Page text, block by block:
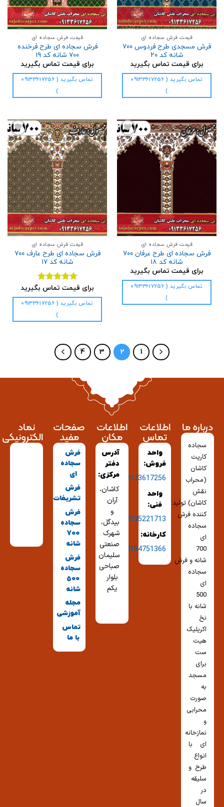
قیمت فرش سجاده ای
فرش مسجدی طرح فردوس ۷۰۰
شانه کد ۲۰
برای قیمت تماس بگیرید
تماس بگیرید ( 09133617256
)
قیمت فرش سجاده ای
فرش سجاده ای طرح فرخنده
۷۰۰ شانه کد ۱۹
برای قیمت تماس بگیرید
تماس بگیرید ( 09133617256
)
افزودن
به
علاقه
قیمت فرش سجاده ای
فرش سجاده ای طرح عرفان ۷۰۰
شانه کد ۱۸
برای قیمت تماس بگیرید
تماس بگیرید ( 09133617256
)
افزودن
به
علاقه
مندی
ها
قیمت فرش سجاده ای
فرش سجاده ای طرح عارف ۷۰۰
شانه کد ۱۷
نمره5.00
از 5
برای قیمت تماس بگیرید
تماس بگیرید ( 09133617256
)
1
2
3
4
درباره ما
سجاده
کارپت
کاشان
(محراب
نقش
کاشان) تولید
کننده فرش
سجاده
ای
700
شانه و فرش
سجاده
ای
500
شانه با
نخ
اکریلیک
هیت
ست
برای
مسجد
به
صورت
محرابی
و
نمازخانه
ای با
انواع
طرح و
سلیقه
در
سال
اطلاعات
تماس
واحد
فروش:
09133617256
واحد
فنی:
09135221713
کارخانه:
03154751366
اطلاعات
مکان
آدرس
دفتر
مرکزی:
کاشان،
آران
و
بیدگل،
شهرک
صنعتی
سلیمان
صباحی
بلوار
یکم
صفحات
مفید
فرش
سجاده
ای
فرش
تشریفات
فرش
سجاده
700
شانه
فرش
سجاده
500
شانه
مجله
آموزشی
تماس
با ما
نماد
الکترونیکی